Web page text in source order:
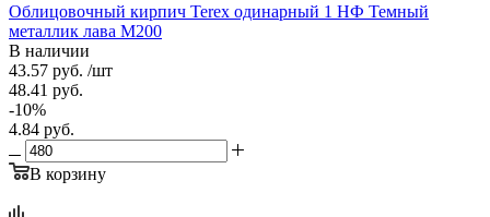
Облицовочный кирпич Terex одинарный 1 НФ Темный
металлик лава М200
В наличии
43.57 руб. /шт
48.41 руб.
-10%
4.84 руб.
В корзину